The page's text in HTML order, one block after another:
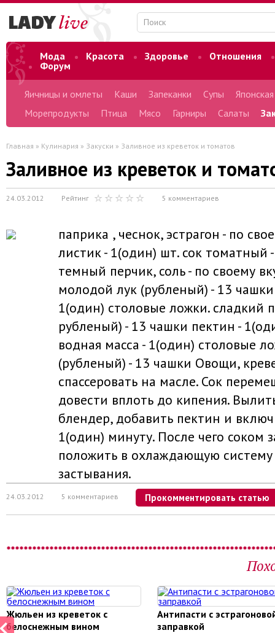
Мода Красота Здоровье
Отношения
Форум
Яичницы и омлеты Каши Запеканки Супы
Морепродукты
Птица Мясо Гарниры Салаты
Главная » Кулинария » Закуски » Заливное из креветок и томатов
Заливное из креветок и
24.03.2012 Рейтинг 5 комментариев
паприка , чеснок, эстрагон - по
листик - 1(один) шт. сок томатный
темный перчик, соль - по своему
молодой лук (рубленый) - 13
1(один) столовые ложки. сладкий
рубленый) - 13 чашки пектин -
водная масса - 1(один) столовые
(рубленый) - 13 чашки Овощи,
спассеровать на масле. Сок
довести вплоть до кипения.
блендер, добавить пектин и
1(один) минуту. После чего соком
положить в охлaждaющую cиcтему
застывания.
24.03.2012 5 комментариев Прокомментировать статью
Жюльен из креветок с
белоcнежным вином
Антипасти с
заправкой